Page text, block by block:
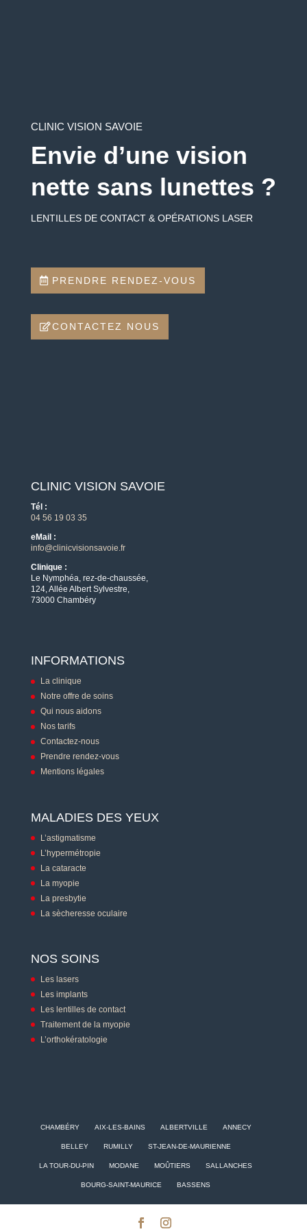
CLINIC VISION SAVOIE
Envie d’une vision
nette sans lunettes ?
LENTILLES DE CONTACT & OPÉRATIONS LASER
PRENDRE RENDEZ-VOUS
CONTACTEZ NOUS
CLINIC VISION SAVOIE
Tél :
04 56 19 03 35
eMail :
info@clinicvisionsavoie.fr
Clinique :
Le Nymphéa, rez-de-chaussée,
124, Allée Albert Sylvestre,
73000 Chambéry
INFORMATIONS
La clinique
Notre offre de soins
Qui nous aidons
Nos tarifs
Contactez-nous
Prendre rendez-vous
Mentions légales
MALADIES DES YEUX
L’astigmatisme
L’hypermétropie
La cataracte
La myopie
La presbytie
La sècheresse oculaire
NOS SOINS
Les lasers
Les implants
Les lentilles de contact
Traitement de la myopie
L’orthokératologie
CHAMBÉRY AIX-LES-BAINS ALBERTVILLE ANNECY
BELLEY RUMILLY ST-JEAN-DE-MAURIENNE
LA TOUR-DU-PIN MODANE MOÛTIERS SALLANCHES
BOURG-SAINT-MAURICE BASSENS